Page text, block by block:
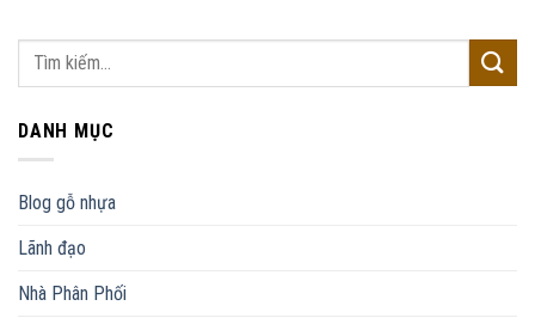
DANH MỤC
Blog gỗ nhựa
Lãnh đạo
Nhà Phân Phối